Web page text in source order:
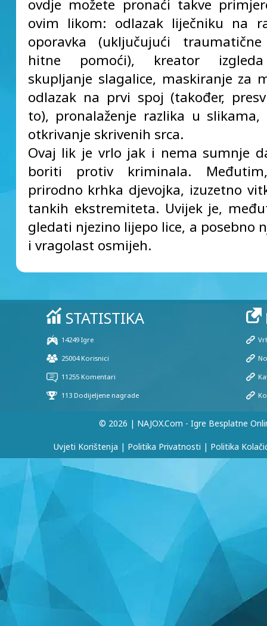
ovdje možete pronaći takve
ovim likom: odlazak liječniku na
oporavka (uključujući traumatične
hitne pomoći), kreator
skupljanje slagalice, maskiranje za
odlazak na prvi spoj (također,
to), pronalaženje razlika u
otkrivanje skrivenih srca.
Ovaj lik je vrlo jak i nema sumnje
boriti protiv kriminala.
prirodno krhka djevojka, izuzetno
tankih ekstremiteta. Uvijek je,
gledati njezino lijepo lice, a posebno
i vragolast osmijeh.
© 2026 | NAJOX.com - Igre Besplatne
Uvjeti Korištenja | Politika Privatnosti | Politika